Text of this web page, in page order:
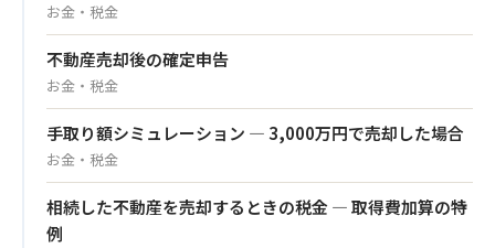
お金・税金
不動産売却後の確定申告
お金・税金
手取り額シミュレーション — 3,000万円で売却した場合
お金・税金
相続した不動産を売却するときの税金 — 取得費加算の特
例